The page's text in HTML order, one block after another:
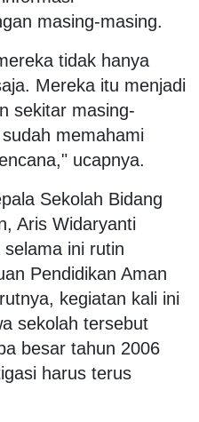
masing-masing.
tidak hanya
Mereka itu menjadi
sekitar masing-
memahami
ucapnya.
Sekolah Bidang
Aris Widaryanti
ini rutin
Pendidikan Aman
kegiatan kali ini
sekolah tersebut
besar tahun 2006
harus terus